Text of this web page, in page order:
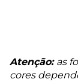
Atenção: as
cores